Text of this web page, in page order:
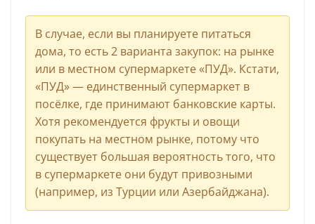
В случае, если вы планируете питаться
дома, то есть 2 варианта закупок: на рынке
или в местном супермаркете «ПУД». Кстати,
«ПУД» — единственный супермаркет в
посёлке, где принимают банковские карты.
Хотя рекомендуется фрукты и овощи
покупать на местном рынке, потому что
существует большая вероятность того, что
в супермаркете они будут привозными
(например, из Турции или Азербайджана).